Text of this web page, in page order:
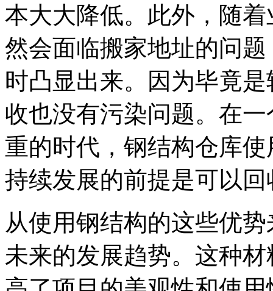
本大大降低。此外，随
然会面临搬家地址的问
时凸显出来。因为毕竟
收也没有污染问题。在
重的时代，钢结构仓库
持续发展的前提是可以
从使用钢结构的这些优
未来的发展趋势。这种